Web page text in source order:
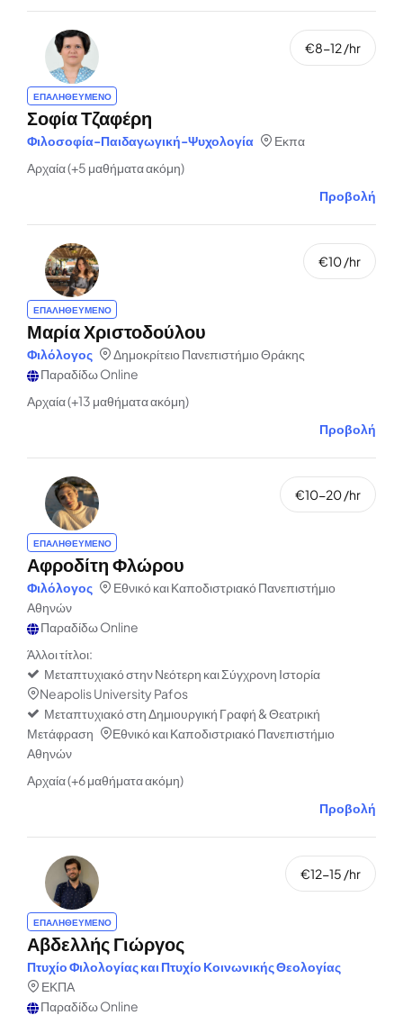
ΕΠΑΛΗΘΕΥΜΕΝΟ
Σοφία Τζαφέρη
Φιλοσοφία-Παιδαγωγική-Ψυχολογία
Εκπα
Αρχαία (+5 μαθήματα ακόμη)
Προβολή
€8-12 /hr
ΕΠΑΛΗΘΕΥΜΕΝΟ
Μαρία Χριστοδούλου
Φιλόλογος
Δημοκρίτειο Πανεπιστήμιο Θράκης
Παραδίδω Online
Αρχαία (+13 μαθήματα ακόμη)
Προβολή
€10 /hr
ΕΠΑΛΗΘΕΥΜΕΝΟ
Αφροδίτη Φλώρου
Φιλόλογος
Εθνικό και Καποδιστριακό Πανεπιστήμιο
Αθηνών
Παραδίδω Online
Άλλοι τίτλοι:
Μεταπτυχιακό στην Νεότερη και Σύγχρονη Ιστορία
Neapolis University Pafos
Μεταπτυχιακό στη Δημιουργική Γραφή & Θεατρική
Μετάφραση
Εθνικό και Καποδιστριακό Πανεπιστήμιο
Αθηνών
Αρχαία (+6 μαθήματα ακόμη)
Προβολή
€10-20 /hr
ΕΠΑΛΗΘΕΥΜΕΝΟ
Αβδελλής Γιώργος
Πτυχίο Φιλολογίας και Πτυχίο Κοινωνικής Θεολογίας
ΕΚΠΑ
Παραδίδω Online
€12-15 /hr